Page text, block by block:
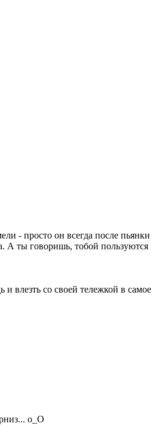
- просто он всегда после пьянки
А ты говоришь, тобой пользуются
влезть со своей тележкой в самое
о_О